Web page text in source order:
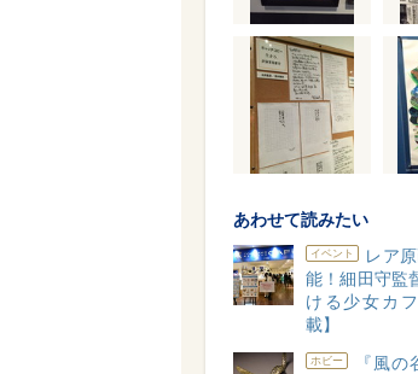
あわせて読みたい
イベント
レア
能！細田守監
ける少女カ
載】
ホビー
『風